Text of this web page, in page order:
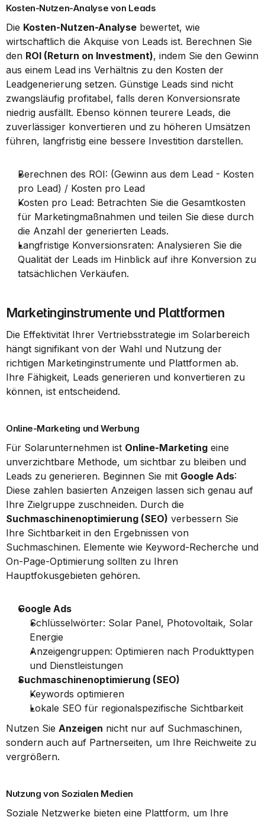
Kosten-Nutzen-Analyse von Leads
Die Kosten-Nutzen-Analyse bewertet, wie
wirtschaftlich die Akquise von Leads ist. Berechnen Sie
den ROI (Return on Investment), indem Sie den Gewinn
aus einem Lead ins Verhältnis zu den Kosten der
Leadgenerierung setzen. Günstige Leads sind nicht
zwangsläufig profitabel, falls deren Konversionsrate
niedrig ausfällt. Ebenso können teurere Leads, die
zuverlässiger konvertieren und zu höheren Umsätzen
führen, langfristig eine bessere Investition darstellen.
Berechnen des ROI: (Gewinn aus dem Lead - Kosten
pro Lead) / Kosten pro Lead
Kosten pro Lead: Betrachten Sie die Gesamtkosten
für Marketingmaßnahmen und teilen Sie diese durch
die Anzahl der generierten Leads.
Langfristige Konversionsraten: Analysieren Sie die
Qualität der Leads im Hinblick auf ihre Konversion zu
tatsächlichen Verkäufen.
Marketinginstrumente und Plattformen
Die Effektivität Ihrer Vertriebsstrategie im Solarbereich
hängt signifikant von der Wahl und Nutzung der
richtigen Marketinginstrumente und Plattformen ab.
Ihre Fähigkeit, Leads generieren und konvertieren zu
können, ist entscheidend.
Online-Marketing und Werbung
Für Solarunternehmen ist Online-Marketing eine
unverzichtbare Methode, um sichtbar zu bleiben und
Leads zu generieren. Beginnen Sie mit Google Ads:
Diese zahlen basierten Anzeigen lassen sich genau auf
Suchmaschinenoptimierung (SEO) verbessern Sie
Ihre Sichtbarkeit in den Ergebnissen von
Suchmaschinen. Elemente wie Keyword-Recherche und
On-Page-Optimierung sollten zu Ihren
Hauptfokusgebieten gehören.
Google Ads
Schlüsselwörter: Solar Panel, Photovoltaik, Solar
Energie
Anzeigengruppen: Optimieren nach Produkttypen
und Dienstleistungen
Suchmaschinenoptimierung (SEO)
Keywords optimieren
Lokale SEO für regionalspezifische Sichtbarkeit
Nutzen Sie Anzeigen nicht nur auf Suchmaschinen,
sondern auch auf Partnerseiten, um Ihre Reichweite zu
vergrößern.
Nutzung von Sozialen Medien
Soziale Netzwerke bieten eine Plattform, um Ihre